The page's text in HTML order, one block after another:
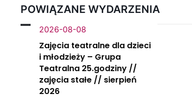
POWIĄZANE WYDARZENIA
2026-08-08
Zajęcia teatralne dla dzieci
i młodzieży – Grupa
Teatralna 25.godziny //
zajęcia stałe // sierpień
2026